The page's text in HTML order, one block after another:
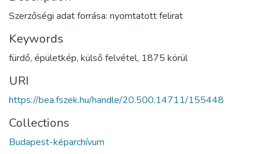
Szerzőségi adat forrása: nyomtatott felirat
Keywords
fürdő, épületkép, külső felvétel, 1875 körül
URI
https://bea.fszek.hu/handle/20.500.14711/155448
Collections
Budapest-képarchívum